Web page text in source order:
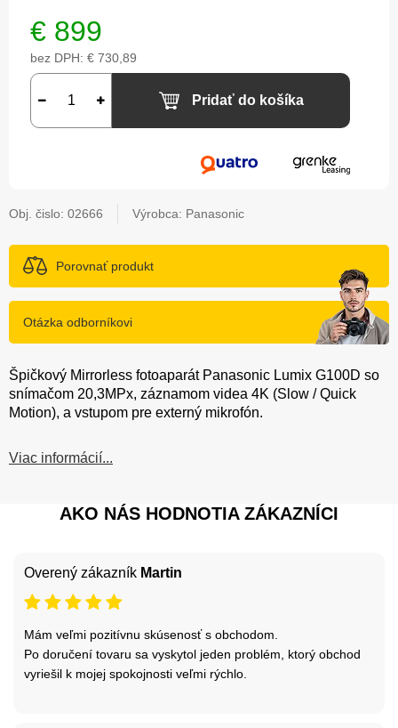
€ 899
bez DPH: € 730,89
Pridať do košíka
Obj. čislo: 02666 Výrobca: Panasonic
Porovnať produkt
Otázka odborníkovi
Špičkový Mirrorless fotoaparát Panasonic Lumix G100D so
snímačom 20,3MPx, záznamom videa 4K (Slow / Quick
Motion), a vstupom pre externý mikrofón.
Viac informácií...
AKO NÁS HODNOTIA ZÁKAZNÍCI
Overený zákazník Martin
Mám veľmi pozitívnu skúsenosť s obchodom.
Po doručení tovaru sa vyskytol jeden problém, ktorý obchod
vyriešil k mojej spokojnosti veľmi rýchlo.